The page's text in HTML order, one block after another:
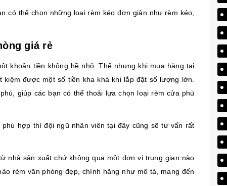
có thể chọn những loại rèm kéo đơn giản như rèm kéo,
giá rẻ
khoản tiền không hề nhỏ. Thế nhưng khi mua hàng tại
được một số tiền kha khá khi lắp đặt số lượng lớn.
giúp các bạn có thể thoải lựa chọn loại rèm cửa phù
hợp thì đội ngũ nhân viên tại đây cũng sẽ tư vấn rất
nhà sản xuất chứ không qua một đơn vị trung gian nào
rèm văn phòng đẹp, chính hãng như mô tả, mang đến